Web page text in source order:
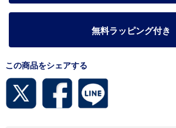
無料ラッピング付き
この商品をシェアする